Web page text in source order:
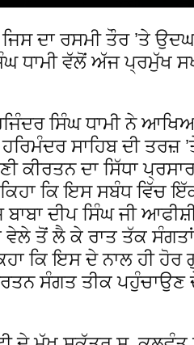
ਦਾ ਰਸਮੀ ਤੌਰ ’ਤੇ
ਧਾਮੀ ਵੱਲੋਂ ਅੱਜ ਪ੍ਰਮੁੱਖ
ਸਿੰਘ ਧਾਮੀ ਨੇ
ਸਾਹਿਬ ਦੀ ਤਰਜ਼
ਕੀਰਤਨ ਦਾ ਸਿੱਧਾ
ਕਿ ਇਸ ਸਬੰਧ ਵਿੱਚ
ਦੀਪ ਸਿੰਘ ਜੀ
ਤੋਂ ਲੈ ਕੇ ਰਾਤ ਤੱਕ
ਕਿ ਇਸ ਦੇ ਨਾਲ ਹੀ ਹੋਰ
ਸੰਗਤ ਤੀਕ